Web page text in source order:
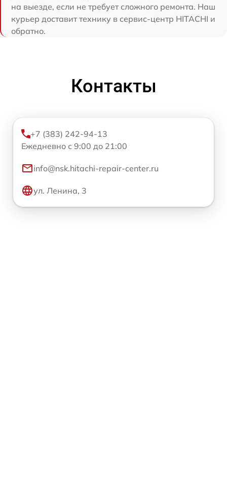
на выезде, если не требует сложного ремонта. Наш
курьер доставит технику в сервис-центр HITACHI и
обратно.
Контакты
+7 (383) 242-94-13
Ежедневно с 9:00 до 21:00
info@nsk.hitachi-repair-center.ru
ул. Ленина, 3